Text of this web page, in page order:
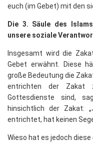
euch (im Gebet) mit den
Die 3. Säule des
unsere soziale
Insgesamt wird die
Gebet erwähnt. Diese
große Bedeutung die
entrichten der Zakat
Gottesdienste sind,
hinsichtlich der Zakat:
entrichtet, hat keinen
Wieso hat es jedoch